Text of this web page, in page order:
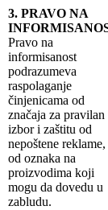
3. PRAVO NA
Pravo na
informisanost
podrazumeva
raspolaganje
činjenicama od
značaja za pravilan
izbor i zaštitu od
nepoštene
od oznaka na
proizvodima koji
mogu da dovedu u
zabludu.